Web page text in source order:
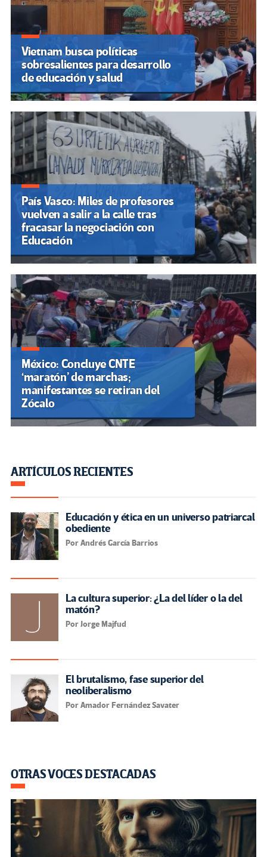
Vietnam busca políticas
sobresalientes para desarrollo
de educación y salud
País Vasco: Miles de profesores
vuelven a salir a la calle tras
fracasar la negociación con
Educación
México: Concluye CNTE
‘maratón’ de marchas;
manifestantes se retiran del
Zócalo
ARTÍCULOS RECIENTES
Educación y ética en un universo patriarcal
obediente
Por Andrés García Barrios
La cultura superior: ¿La del líder o la del
matón?
Por Jorge Majfud
El brutalismo, fase superior del
neoliberalismo
Por Amador Fernández Savater
OTRAS VOCES DESTACADAS